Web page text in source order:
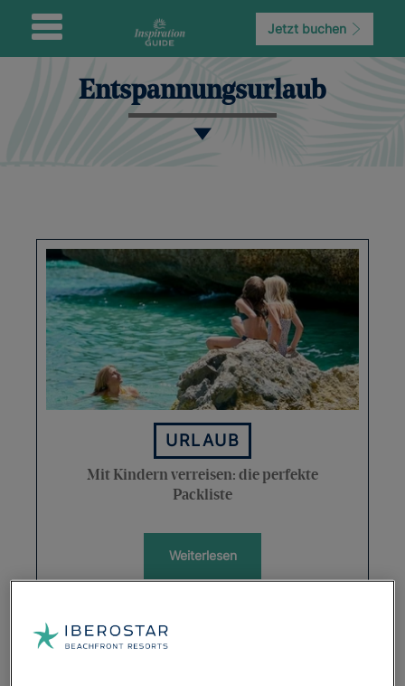
Jetzt buchen
Entspannungsurlaub
URLAUB
Mit Kindern verreisen: die perfekte
Packliste
Weiterlesen